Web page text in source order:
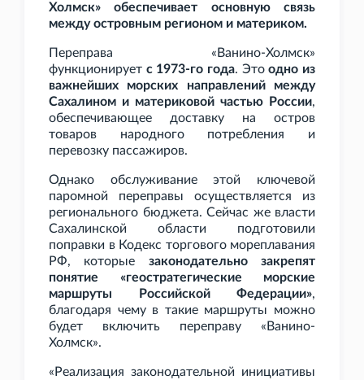
Холмск» обеспечивает основную связь
между островным регионом и материком.
Переправа «Ванино-Холмск»
функционирует с 1973-го года. Этоодно из
важнейших морских направлений между
Сахалином и материковой частью России,
обеспечивающее доставку на остров
товаров народного потребления и
перевозку пассажиров.
Однако обслуживание этой ключевой
паромной переправы осуществляется из
регионального бюджета. Сейчас же власти
Сахалинской области подготовили
поправки в Кодекс торгового мореплавания
РФ, которые законодательно закрепят
понятие «геостратегические морские
маршруты Российской Федерации»,
благодаря чему в такие маршруты можно
будет включить переправу «Ванино-
Холмск».
«Реализация законодательной инициативы